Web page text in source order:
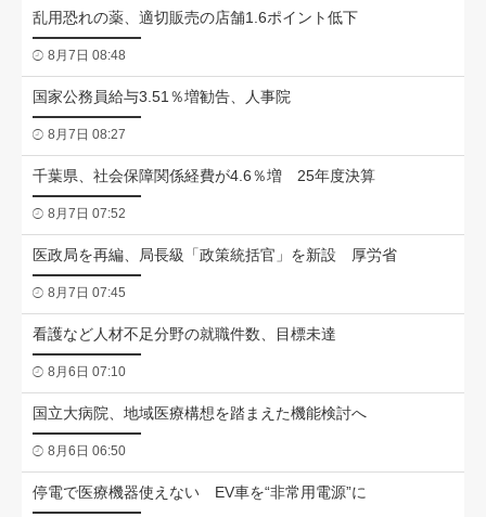
乱用恐れの薬、適切販売の店舗1.6ポイント低下
8月7日 08:48
国家公務員給与3.51％増勧告、人事院
8月7日 08:27
千葉県、社会保障関係経費が4.6％増 25年度決算
8月7日 07:52
医政局を再編、局長級「政策統括官」を新設 厚労省
8月7日 07:45
看護など人材不足分野の就職件数、目標未達
8月6日 07:10
国立大病院、地域医療構想を踏まえた機能検討へ
8月6日 06:50
停電で医療機器使えない EV車を“非常用電源”に